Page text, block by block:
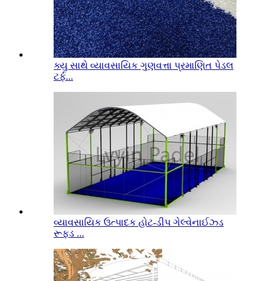
ક્યુ સાથે વ્યાવસાયિક ગુણવત્તા પ્રમાણિત પેડલ
ટર્ફ...
વ્યાવસાયિક ઉત્પાદક હોટ-ડીપ ગેલ્વેનાઈઝ્ડ
રૂફ્ડ ...